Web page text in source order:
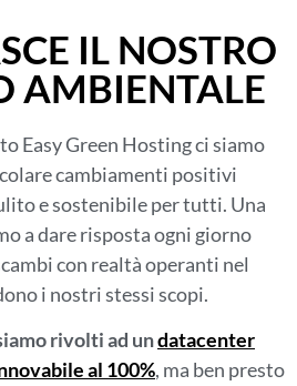
IL NOSTRO
AMBIENTALE
Easy Green Hosting ci siamo
cambiamenti positivi
e sostenibile per tutti. Una
a dare risposta ogni giorno
con realtà operanti nel
i nostri stessi scopi.
rivolti ad undatacenter
al 100%, ma ben presto